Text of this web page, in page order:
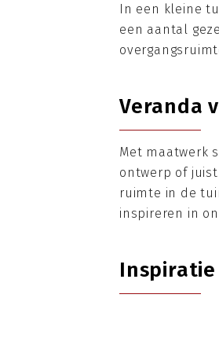
In een kleine
een aantal
Veranda
Met maatwerk
ontwerp of
ruimte in de
inspireren in